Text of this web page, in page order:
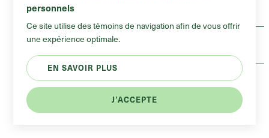
personnels
Ce site utilise des témoins de navigation afin de vous offrir
une expérience optimale.
EN SAVOIR PLUS
J’ACCEPTE
Courriel
Site Internet
Terrain de soccer avec une surface synthétique
multifonctionnelle de 3ième génération.